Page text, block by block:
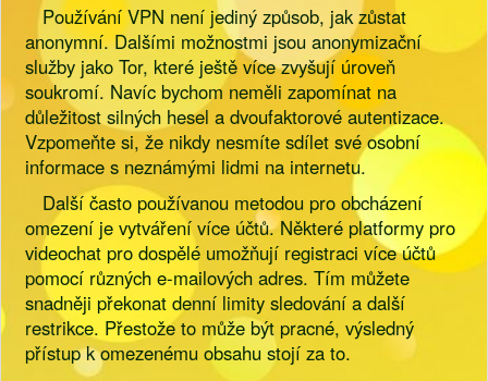
Používání VPN není jediný způsob, jak zůstat
anonymní. Dalšími možnostmi jsou anonymizační
služby jako Tor, které ještě více zvyšují úroveň
soukromí. Navíc bychom neměli zapomínat na
důležitost silných hesel a dvoufaktorové autentizace.
Vzpomeňte si, že nikdy nesmíte sdílet své osobní
informace s neznámými lidmi na internetu.
Další často používanou metodou pro obcházení
omezení je vytváření více účtů. Některé platformy pro
videochat pro dospělé umožňují registraci více účtů
pomocí různých e-mailových adres. Tím můžete
snadněji překonat denní limity sledování a další
restrikce. Přestože to může být pracné, výsledný
přístup k omezenému obsahu stojí za to.